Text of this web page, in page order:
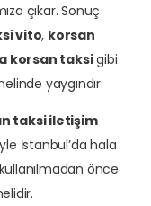
çıkar. Sonuç
vito, korsan
korsan taksigibi
yaygındır.
taksi iletişim
İstanbul’da hala
önce